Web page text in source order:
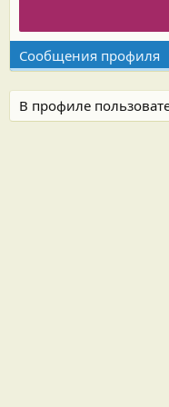
Сообщения профиля
В профиле